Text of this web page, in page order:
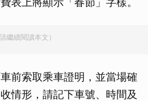
繼續閱讀本文）
前索取乘車證明，並當場確
情形，請記下車號、時間及